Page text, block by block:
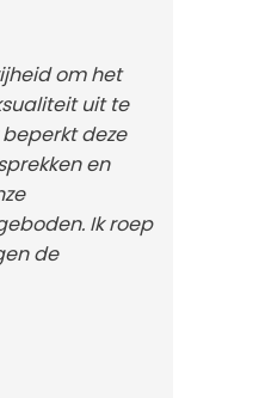
om het
uit te
deze
en
Ik roep
de